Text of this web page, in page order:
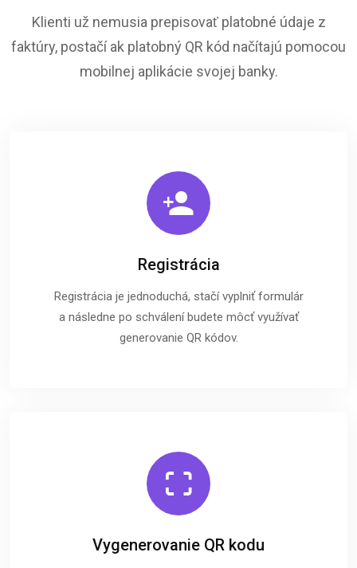
Klienti už nemusia prepisovať platobné údaje z
faktúry, postačí ak platobný QR kód načítajú pomocou
mobilnej aplikácie svojej banky.
Registrácia
Registrácia je jednoduchá, stačí vyplniť formulár
a následne po schválení budete môcť využívať
generovanie QR kódov.
Vygenerovanie QR kodu